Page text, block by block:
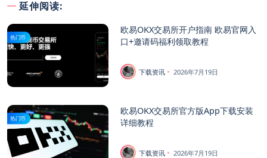
延伸阅读:
热门币
欧易OKX交易所开户指南 欧易官网入
口+邀请码福利领取教程
下载资讯 2026年7月19日
热门币
欧易OKX交易所官方版App下载安装
详细教程
下载资讯 2026年7月19日